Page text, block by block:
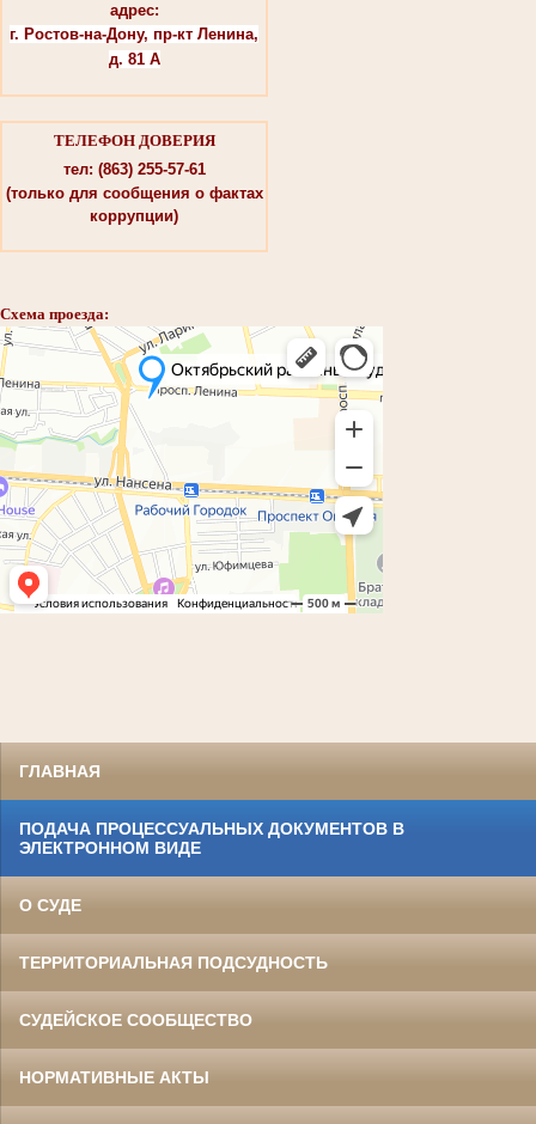
адрес:
г. Ростов-на-Дону, пр-кт Ленина,
д. 81 А
ТЕЛЕФОН ДОВЕРИЯ
тел: (863) 255-57-61
(только для сообщения о фактах
коррупции)
Схема проезда:
ГЛАВНАЯ
ПОДАЧА ПРОЦЕССУАЛЬНЫХ ДОКУМЕНТОВ В
ЭЛЕКТРОННОМ ВИДЕ
О СУДЕ
ТЕРРИТОРИАЛЬНАЯ ПОДСУДНОСТЬ
СУДЕЙСКОЕ СООБЩЕСТВО
НОРМАТИВНЫЕ АКТЫ